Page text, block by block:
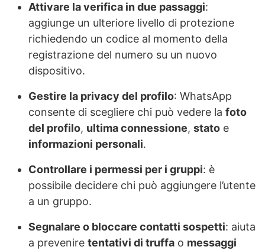
Attivare la verifica in due passaggi:
aggiunge un ulteriore livello di protezione
richiedendo un codice al momento della
registrazione del numero su un nuovo
dispositivo.
Gestire la privacy del profilo: WhatsApp
consente di scegliere chi può vedere la foto
del profilo, ultima connessione, stato e
informazioni personali.
Controllare i permessi per i gruppi: è
possibile decidere chi può aggiungere l’utente
a un gruppo.
Segnalare o bloccare contatti sospetti: aiuta
a prevenire tentativi di truffa o messaggi